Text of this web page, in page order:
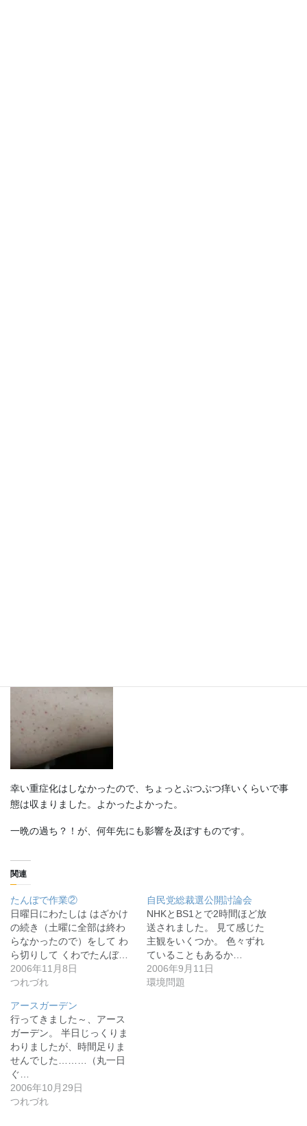
幸い重症化はしなかったので、ちょっとぷつぷつ痒いくらいで事
態は収まりました。よかったよかった。
一晩の過ち？！が、何年先にも影響を及ぼすものです。
関連
たんぼで作業②
日曜日にわたしは はざかけ
の続き（土曜に全部は終わ
らなかったので）をして わ
ら切りして くわでたんぼ…
2006年11月8日
つれづれ
自民党総裁選公開討論会
NHKとBS1とで2時間ほど放
送されました。 見て感じた
主観をいくつか。 色々ずれ
ていることもあるか…
2006年9月11日
環境問題
アースガーデン
行ってきました～、アース
ガーデン。 半日じっくりま
わりましたが、時間足りま
せんでした………（丸一日
ぐ…
2006年10月29日
つれづれ